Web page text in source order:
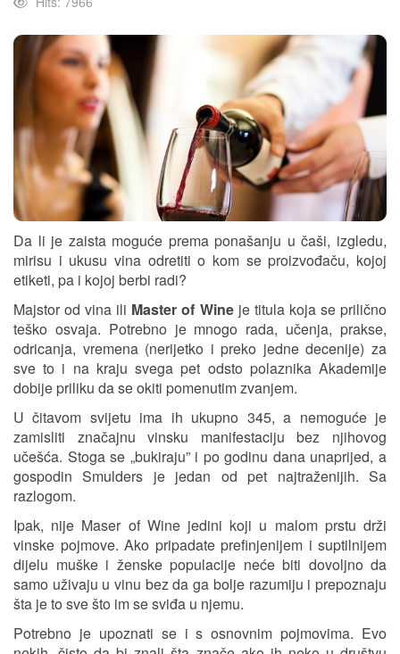
Da li je zaista moguće prema ponašanju u čaši, izgledu,
mirisu i ukusu vina odretiti o kom se proizvođaču, kojoj
etiketi, pa i kojoj berbi radi?
Majstor od vina ili Master of Wineje titula koja se prilično
teško osvaja. Potrebno je mnogo rada, učenja, prakse,
odricanja, vremena (nerijetko i preko jedne decenije) za
sve to i na kraju svega pet odsto polaznika Akademije
dobije priliku da se okiti pomenutim zvanjem.
U čitavom svijetu ima ih ukupno 345, a nemoguće je
zamisliti značajnu vinsku manifestaciju bez njihovog
učešća. Stoga se „bukiraju” i po godinu dana unaprijed, a
gospodin Smulders je jedan od pet najtraženijih. Sa
razlogom.
Ipak, nije Maser of Wine jedini koji u malom prstu drži
vinske pojmove. Ako pripadate prefinjenijem i suptilnijem
dijelu muške i ženske populacije neće biti dovoljno da
samo uživaju u vinu bez da ga bolje razumiju i prepoznaju
šta je to sve što im se sviđa u njemu.
Potrebno je upoznati se i s osnovnim pojmovima. Evo